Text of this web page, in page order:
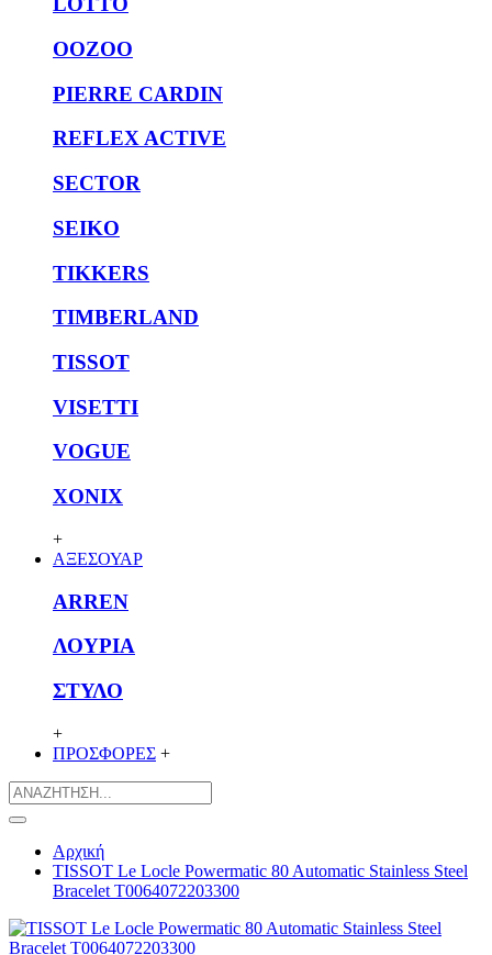
OOZOO
PIERRE CARDIN
REFLEX ACTIVE
SECTOR
SEIKO
TIKKERS
TIMBERLAND
TISSOT
VISETTI
VOGUE
XONIX
+
ΑΞΕΣΟΥΑΡ
ARREN
ΛΟΥΡΙΑ
ΣΤΥΛΟ
+
ΠΡΟΣΦΟΡΕΣ +
Αρχική
TISSOT Le Locle Powermatic 80 Automatic Stainless Steel
Bracelet T0064072203300